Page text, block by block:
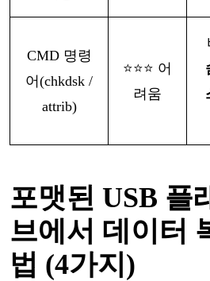
CMD 명령
어(chkdsk /
attrib)
⭐⭐⭐ 어
려움
포맷된 USB 플
브에서 데이터
법 (4가지)